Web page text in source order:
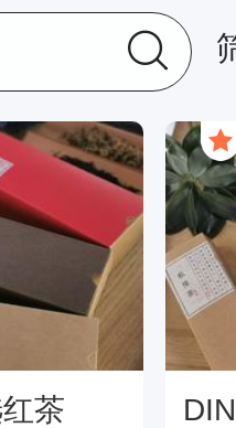
茶